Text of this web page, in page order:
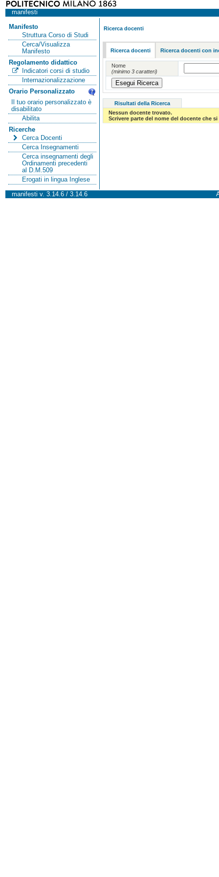
manifesti
Manifesto
Struttura Corso di Studi
Cerca/Visualizza
Manifesto
Regolamento didattico
Indicatori corsi di studio
Internazionalizzazione
Orario Personalizzato
Il tuo orario personalizzato è
disabilitato
Abilita
Ricerche
Cerca Docenti
Cerca Insegnamenti
Cerca insegnamenti degli
Ordinamenti precedenti
al D.M.509
Erogati in lingua Inglese
Ricerca docenti
Ricerca docenti Ricerca docenti con
Nome
(minimo 3 caratteri)
Risultati della Ricerca
Nessun docente trovato.
Scrivere parte del nome del docente che
manifesti v. 3.14.6 / 3.14.6